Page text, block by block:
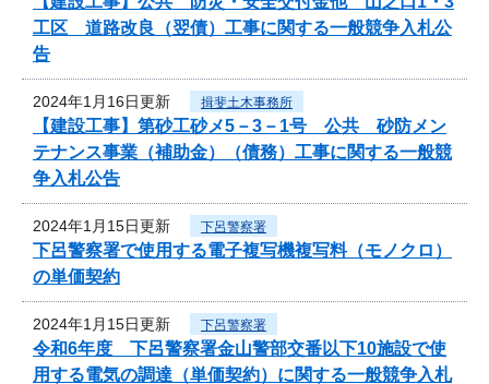
工区 道路改良（翌債）工事に関する一般競争入札公
告
2024年1月16日更新 揖斐土木事務所
【建設工事】第砂工砂メ5－3－1号 公共 砂防メン
テナンス事業（補助金）（債務）工事に関する一般競
争入札公告
2024年1月15日更新 下呂警察署
下呂警察署で使用する電子複写機複写料（モノクロ）
の単価契約
2024年1月15日更新 下呂警察署
令和6年度 下呂警察署金山警部交番以下10施設で使
用する電気の調達（単価契約）に関する一般競争入札